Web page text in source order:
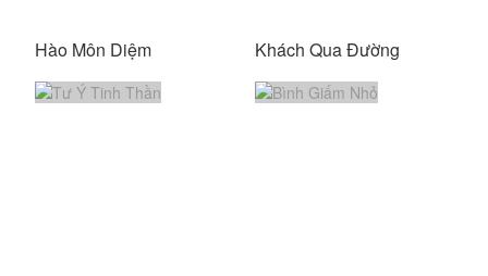
Hào Môn Diệm Khách Qua Đường